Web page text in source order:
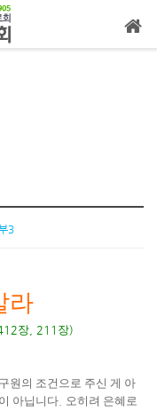
3
라
장, 211 장)
원의 조건으로 주신 게 아
아닙니다
오히려 은혜로